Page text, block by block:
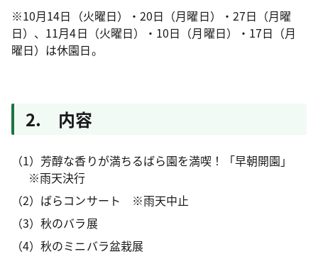
※10月14日（火曜日）・20日（月曜日）・27日（月曜
日）、11月4日（火曜日）・10日（月曜日）・17日（月
曜日）は休園日。
2. 内容
（1）芳醇な香りが満ちるばら園を満喫！「早朝開園」
※雨天決行
（2）ばらコンサート ※雨天中止
（3）秋のバラ展
（4）秋のミニバラ盆栽展